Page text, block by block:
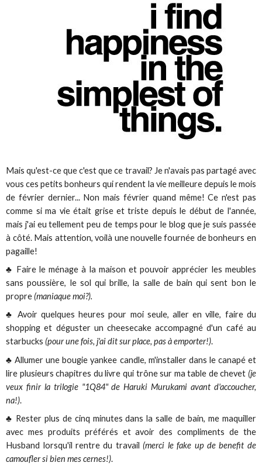
Mais qu'est-ce que c'est que ce travail? Je n'avais pas partagé avec
vous ces petits bonheurs qui rendent la vie meilleure depuis le mois
de février dernier... Non mais février quand même! Ce n'est pas
comme si ma vie était grise et triste depuis le début de l'année,
mais j'ai eu tellement peu de temps pour le blog que je suis passée
à côté. Mais attention, voilà une nouvelle fournée de bonheurs en
pagaille!
♣ Faire le ménage à la maison et pouvoir apprécier les meubles
sans poussière, le sol qui brille, la salle de bain qui sent bon le
propre (maniaque moi?).
♣ Avoir quelques heures pour moi seule, aller en ville, faire du
shopping et déguster un cheesecake accompagné d'un café au
starbucks (pour une fois, j'ai dit sur place, pas à emporter!).
♣ Allumer une bougie yankee candle, m'installer dans le canapé et
lire plusieurs chapitres du livre qui trône sur ma table de chevet (je
veux finir la trilogie "1Q84" de Haruki Murukami avant d'accoucher,
na!).
♣ Rester plus de cinq minutes dans la salle de bain, me maquiller
avec mes produits préférés et avoir des compliments de the
Husband lorsqu'il rentre du travail (merci le fake up de benefit de
camoufler si bien mes cernes!).